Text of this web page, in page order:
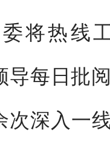
将热线
导每日批
次深入一